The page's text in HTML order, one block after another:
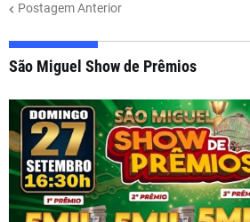
Postagem Anterior
São Miguel Show de Prêmios